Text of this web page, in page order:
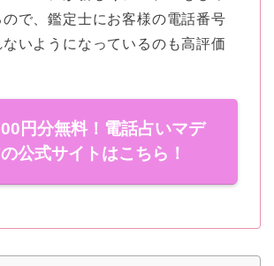
で、鑑定士にお客様の電話番号
いようになっているのも高評価
円分無料！電話占いマデ
公式サイトはこちら！